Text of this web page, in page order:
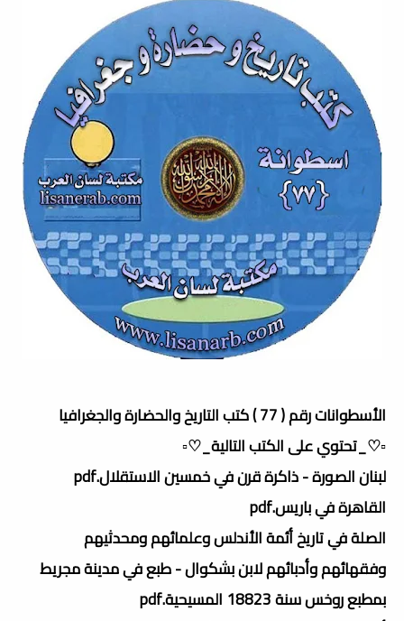
الأسطوانات رقم ( 77 ) كتب التاريخ والحضارة والجغرافيا
▫️♡_تحتوي على الكتب التالية_♡▫️
لبنان الصورة - ذاكرة قرن في خمسين الاستقلال.pdf
القاهرة في باريس.pdf
الصلة في تاريخ أئمة الأندلس وعلمائهم ومحدثيهم
وفقهائهم وأدبائهم لابن بشكوال - طبع في مدينة مجريط
بمطبع روخس سنة 18823 المسيحية.pdf